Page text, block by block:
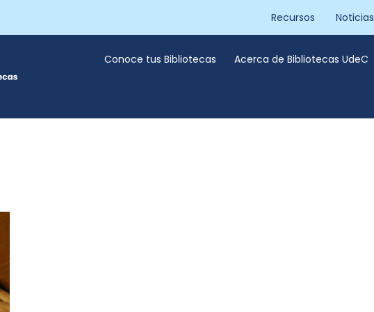
Recursos Noticias
Conoce tus Bibliotecas Acerca de Bibliotecas UdeC